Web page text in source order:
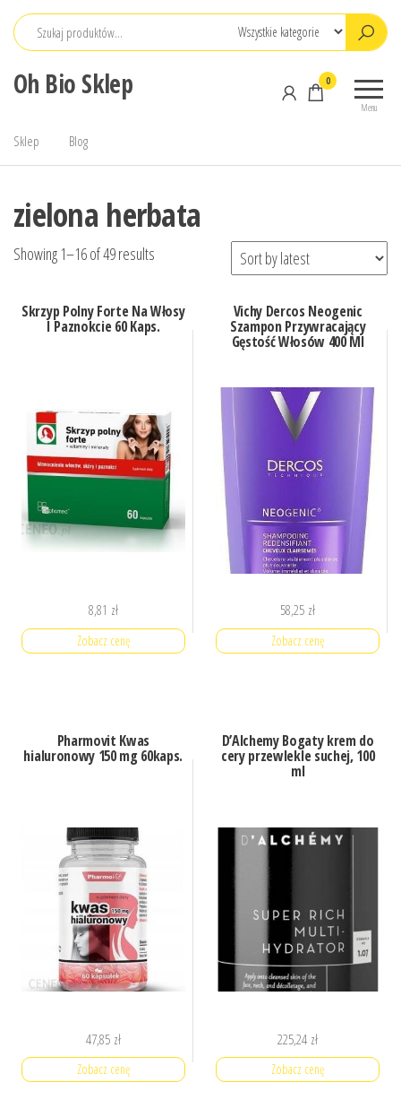
Przejdź
Oh Bio Sklep
Menu
0
Sklep Blog
zielona herbata
Showing 1–16 of 49 results
Skrzyp Polny Forte Na Włosy
I Paznokcie 60 Kaps.
8,81 zł
Zobacz cenę
Vichy Dercos Neogenic
Szampon Przywracający
Gęstość Włosów 400 Ml
58,25 zł
Zobacz cenę
Pharmovit Kwas
hialuronowy 150 mg 60kaps.
47,85 zł
Zobacz cenę
D’Alchemy Bogaty krem do
cery przewlekle suchej, 100
ml
225,24 zł
Zobacz cenę